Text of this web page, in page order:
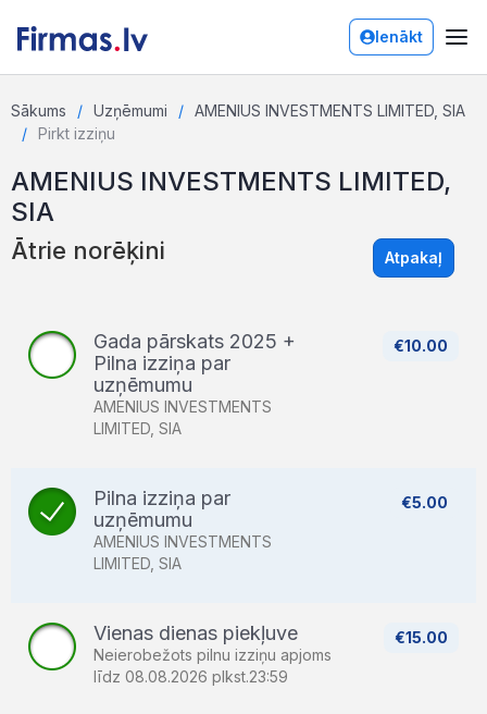
Ienākt
Sākums Uzņēmumi
AMENIUS INVESTMENTS LIMITED, SIA
Pirkt izziņu
AMENIUS INVESTMENTS LIMITED,
SIA
Ātrie norēķini Atpakaļ
€10.00
Gada pārskats 2025 +
Pilna izziņa par
uzņēmumu
AMENIUS INVESTMENTS
LIMITED, SIA
€5.00
Pilna izziņa par
uzņēmumu
AMENIUS INVESTMENTS
LIMITED, SIA
€15.00
Vienas dienas piekļuve
Neierobežots pilnu izziņu apjoms
līdz 08.08.2026 plkst.23:59